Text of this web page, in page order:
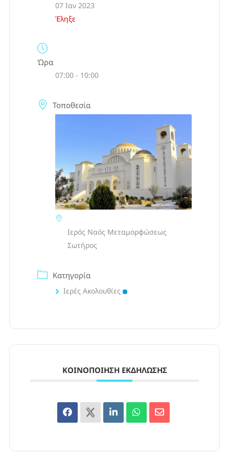
07 Ιαν 2023
Έληξε
Ώρα
07:00 - 10:00
Τοποθεσία
Ιερός Ναός Μεταμορφώσεως
Σωτήρος
Κατηγορία
Ιερές Ακολουθίες
ΚΟΙΝΟΠΟΊΗΣΗ ΕΚΔΉΛΩΣΗΣ